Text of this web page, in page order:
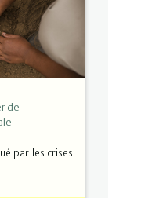
de
par les crises